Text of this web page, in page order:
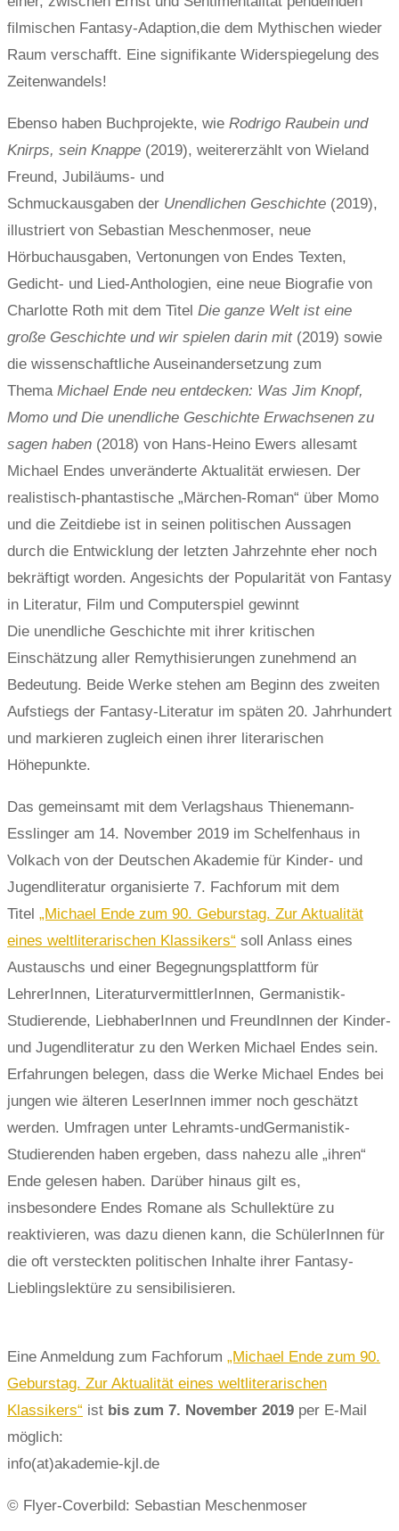
filmischen Fantasy-Adaption,die dem Mythischen wieder
Raum verschafft. Eine signifikante Widerspiegelung des
Zeitenwandels!
Ebenso haben Buchprojekte, wie Rodrigo Raubein und
Knirps, sein Knappe (2019), weitererzählt von Wieland
Freund, Jubiläums- und
Schmuckausgaben der Unendlichen Geschichte (2019),
illustriert von Sebastian Meschenmoser, neue
Hörbuchausgaben, Vertonungen von Endes Texten,
Gedicht- und Lied-Anthologien, eine neue Biografie von
Charlotte Roth mit dem Titel Die ganze Welt ist eine
große Geschichte und wir spielen darin mit(2019) sowie
die wissenschaftliche Auseinandersetzung zum
Thema Michael Ende neu entdecken: Was Jim Knopf,
Momo und Die unendliche Geschichte Erwachsenen zu
sagen haben (2018) von Hans-Heino Ewers allesamt
Michael Endes unveränderte Aktualität erwiesen. Der
realistisch-phantastische „Märchen-Roman“ über Momo
und die Zeitdiebe ist in seinen politischen Aussagen
durch die Entwicklung der letzten Jahrzehnte eher noch
bekräftigt worden. Angesichts der Popularität von Fantasy
in Literatur, Film und Computerspiel gewinnt
Die unendliche Geschichte mit ihrer kritischen
Einschätzung aller Remythisierungen zunehmend an
Bedeutung. Beide Werke stehen am Beginn des zweiten
Aufstiegs der Fantasy-Literatur im späten 20. Jahrhundert
und markieren zugleich einen ihrer literarischen
Höhepunkte.
Das gemeinsamt mit dem Verlagshaus Thienemann-
Esslinger am 14. November 2019 im Schelfenhaus in
Volkach von der Deutschen Akademie für Kinder- und
Jugendliteratur organisierte 7. Fachforum mit dem
Titel „Michael Ende zum 90. Geburstag. Zur Aktualität
eines weltliterarischen Klassikers“ soll Anlass eines
Austauschs und einer Begegnungsplattform für
LehrerInnen, LiteraturvermittlerInnen, Germanistik-
Studierende, LiebhaberInnen und FreundInnen der Kinder-
und Jugendliteratur zu den Werken Michael Endes sein.
Erfahrungen belegen, dass die Werke Michael Endes bei
jungen wie älteren LeserInnen immer noch geschätzt
werden. Umfragen unter Lehramts-undGermanistik-
Studierenden haben ergeben, dass nahezu alle „ihren“
Ende gelesen haben. Darüber hinaus gilt es,
insbesondere Endes Romane als Schullektüre zu
reaktivieren, was dazu dienen kann, die SchülerInnen für
die oft versteckten politischen Inhalte ihrer Fantasy-
Lieblingslektüre zu sensibilisieren.
Eine Anmeldung zum Fachforum „Michael Ende zum 90.
Geburstag. Zur Aktualität eines weltliterarischen
Klassikers“ ist bis zum 7. November 2019 per E-Mail
möglich:
info(at)akademie-kjl.de
© Flyer-Coverbild: Sebastian Meschenmoser